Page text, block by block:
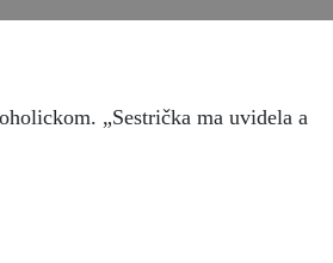
„Sestrička ma uvidela a